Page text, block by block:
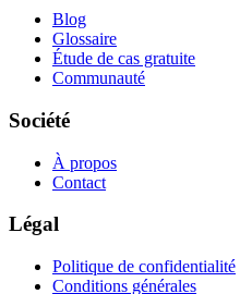
Blog
Glossaire
Étude de cas gratuite
Communauté
Société
À propos
Contact
Légal
Politique de confidentialité
Conditions générales